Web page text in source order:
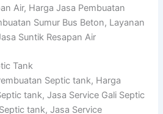
Air, Harga Jasa Pembuatan
Sumur Bus Beton, Layanan
Suntik Resapan Air
Tank
Septic tank, Harga
tank, Jasa Service Gali Septic
tank, Jasa Service